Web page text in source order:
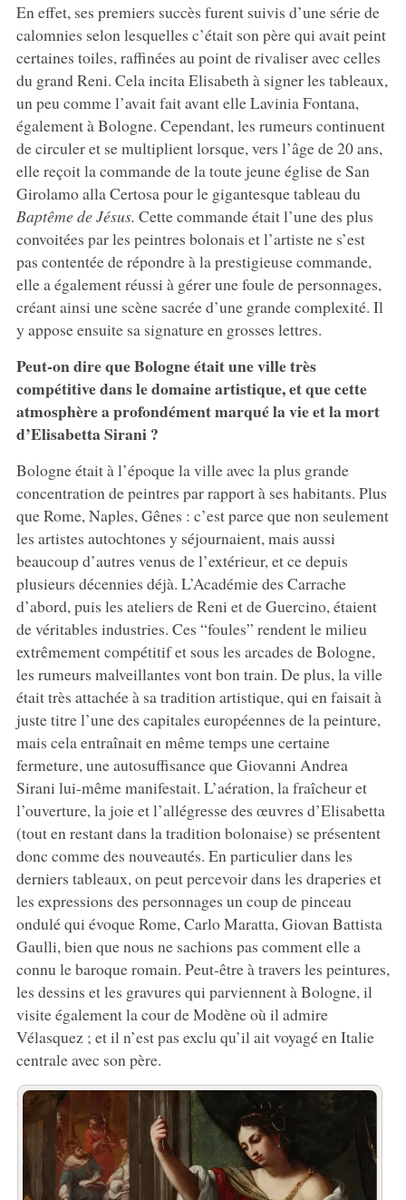
En effet, ses premiers succès furent suivis d’une série de
calomnies selon lesquelles c’était son père qui avait peint
certaines toiles, raffinées au point de rivaliser avec celles
du grand Reni. Cela incita Elisabeth à signer les tableaux,
un peu comme l’avait fait avant elle Lavinia Fontana,
également à Bologne. Cependant, les rumeurs continuent
de circuler et se multiplient lorsque, vers l’âge de 20 ans,
elle reçoit la commande de la toute jeune église de San
Girolamo alla Certosa pour le gigantesque tableau du
Baptême de Jésus. Cette commande était l’une des plus
convoitées par les peintres bolonais et l’artiste ne s’est
pas contentée de répondre à la prestigieuse commande,
elle a également réussi à gérer une foule de personnages,
créant ainsi une scène sacrée d’une grande complexité. Il
y appose ensuite sa signature en grosses lettres.
Peut-on dire que Bologne était une ville très
compétitive dans le domaine artistique, et que cette
atmosphère a profondément marqué la vie et la mort
d’Elisabetta Sirani ?
Bologne était à l’époque la ville avec la plus grande
concentration de peintres par rapport à ses habitants. Plus
que Rome, Naples, Gênes : c’est parce que non seulement
les artistes autochtones y séjournaient, mais aussi
beaucoup d’autres venus de l’extérieur, et ce depuis
plusieurs décennies déjà. L’Académie des Carrache
d’abord, puis les ateliers de Reni et de Guercino, étaient
de véritables industries. Ces “foules” rendent le milieu
extrêmement compétitif et sous les arcades de Bologne,
les rumeurs malveillantes vont bon train. De plus, la ville
était très attachée à sa tradition artistique, qui en faisait à
juste titre l’une des capitales européennes de la peinture,
mais cela entraînait en même temps une certaine
fermeture, une autosuffisance que Giovanni Andrea
Sirani lui-même manifestait. L’aération, la fraîcheur et
l’ouverture, la joie et l’allégresse des œuvres d’Elisabetta
(tout en restant dans la tradition bolonaise) se présentent
donc comme des nouveautés. En particulier dans les
derniers tableaux, on peut percevoir dans les draperies et
les expressions des personnages un coup de pinceau
ondulé qui évoque Rome, Carlo Maratta, Giovan Battista
Gaulli, bien que nous ne sachions pas comment elle a
connu le baroque romain. Peut-être à travers les peintures,
les dessins et les gravures qui parviennent à Bologne, il
visite également la cour de Modène où il admire
Vélasquez ; et il n’est pas exclu qu’il ait voyagé en Italie
centrale avec son père.